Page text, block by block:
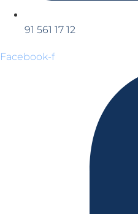
91 561 17 12
Facebook-f